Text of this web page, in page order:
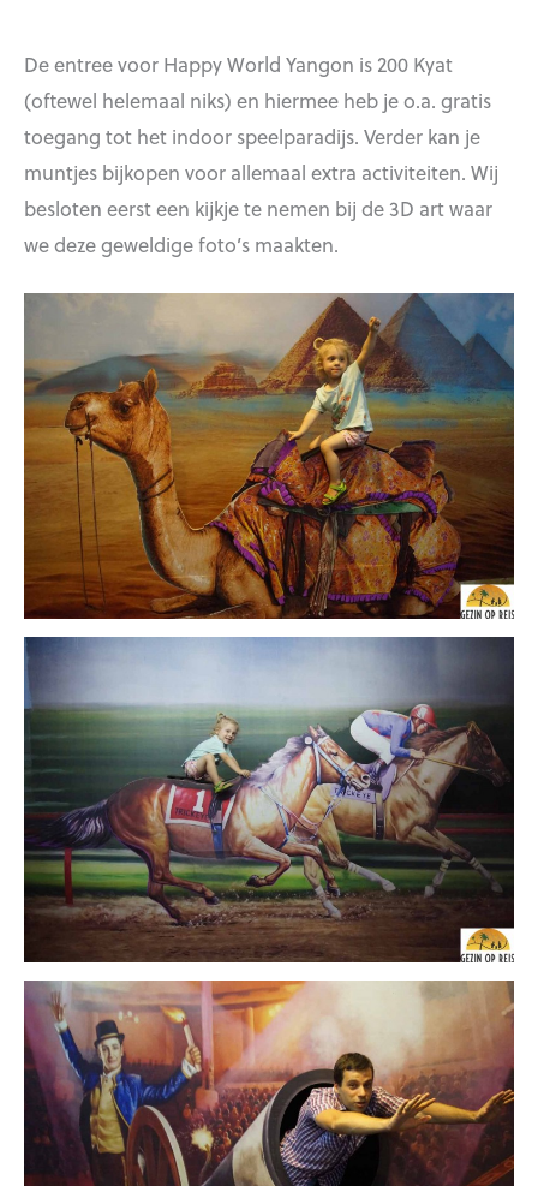
De entree voor Happy World Yangon is 200 Kyat
(oftewel helemaal niks) en hiermee heb je o.a. gratis
toegang tot het indoor speelparadijs. Verder kan je
muntjes bijkopen voor allemaal extra activiteiten. Wij
besloten eerst een kijkje te nemen bij de 3D art waar
we deze geweldige foto’s maakten.